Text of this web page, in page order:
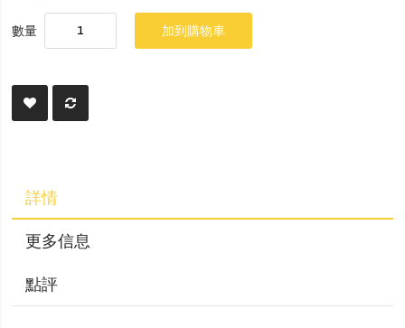
數量 加到購物車
詳情
更多信息
點評